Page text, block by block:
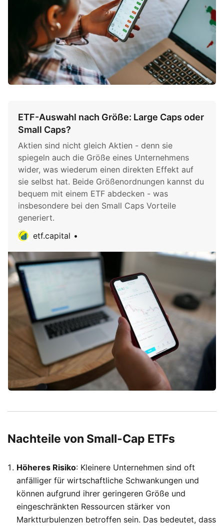
ETF-Auswahl nach Größe: Large Caps oder
Small Caps?
Aktien sind nicht gleich Aktien - denn sie
spiegeln auch die Größe eines Unternehmens
wider, was wiederum einen direkten Effekt auf
sie selbst hat. Beide Größenordnungen kannst du
bequem mit einem ETF abdecken - was
insbesondere bei den Small Caps Vorteile
generiert.
etf.capital
Nachteile von Small-Cap ETFs
Höheres Risiko: Kleinere Unternehmen sind oft
anfälliger für wirtschaftliche Schwankungen und
können aufgrund ihrer geringeren Größe und
eingeschränkten Ressourcen stärker von
Marktturbulenzen betroffen sein. Das bedeutet, dass